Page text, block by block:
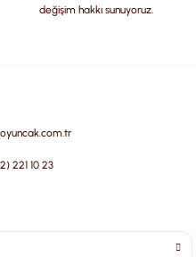
değişim hakkı sunuyoruz.
221 10 23